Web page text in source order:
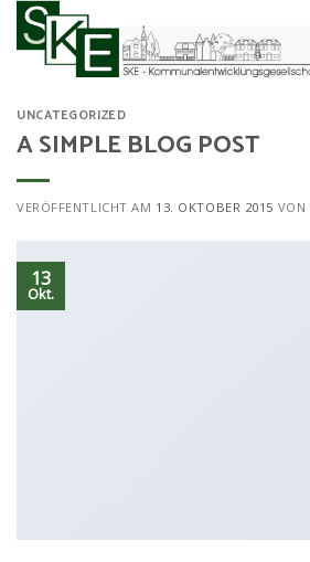
Skip
content
UNCATEGORIZED
A SIMPLE BLOG POST
VERÖFFENTLICHT AM 13. OKTOBER 2015 VON
13
Okt.